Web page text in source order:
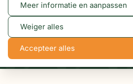
Meer informatie en aanpassen
Weiger alles
Accepteer alles
Tot 50% korting
2
dagen
3 40